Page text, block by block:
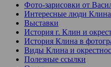
Фото-зарисовки от
Интересные люди Клина
Выставки
История г. Клин и
История Клина в
Виды Клина и
Полезные ссылки